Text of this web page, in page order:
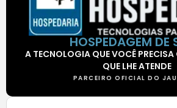
HOSPEDAGEM DE
A TECNOLOGIA QUE VOCÊ
QUE LHE ATENDE
PARCEIRO OFICIAL DO